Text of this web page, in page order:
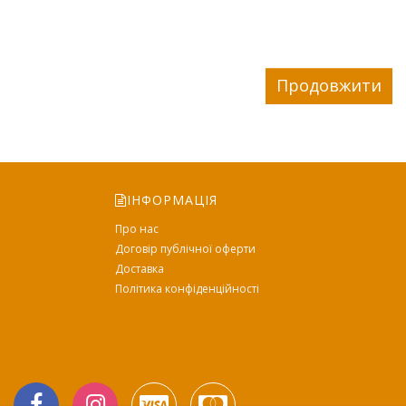
Продовжити
ІНФОРМАЦІЯ
Про нас
Договір публічної оферти
Доставка
Політика конфіденційності